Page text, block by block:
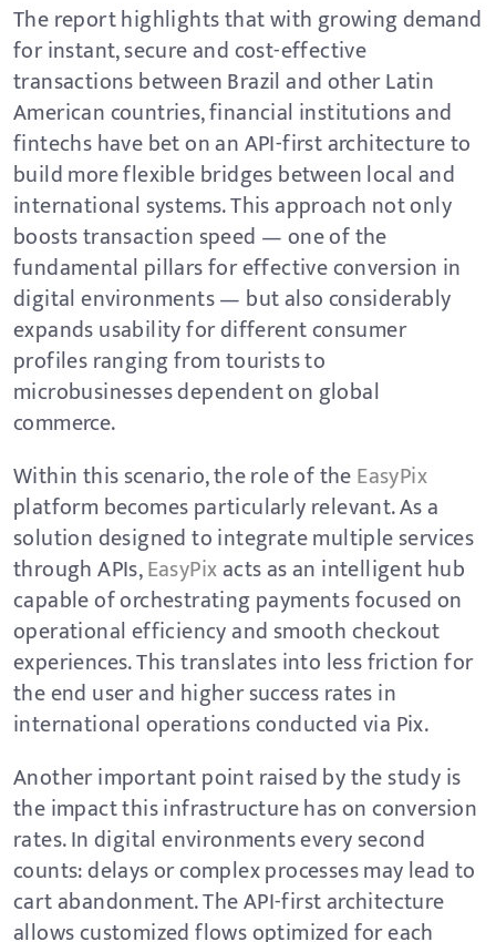
The report highlights that with growing demand
for instant, secure and cost-effective
transactions between Brazil and other Latin
American countries, financial institutions and
fintechs have bet on an API-first architecture to
build more flexible bridges between local and
international systems. This approach not only
boosts transaction speed — one of the
fundamental pillars for effective conversion in
digital environments — but also considerably
expands usability for different consumer
profiles ranging from tourists to
microbusinesses dependent on global
commerce.
Within this scenario, the role of theEasyPix
platform becomes particularly relevant. As a
solution designed to integrate multiple services
through APIs,EasyPixacts as an intelligent hub
capable of orchestrating payments focused on
operational efficiency and smooth checkout
experiences. This translates into less friction for
the end user and higher success rates in
international operations conducted via Pix.
Another important point raised by the study is
the impact this infrastructure has on conversion
rates. In digital environments every second
counts: delays or complex processes may lead to
cart abandonment. The API-first architecture
allows customized flows optimized for each